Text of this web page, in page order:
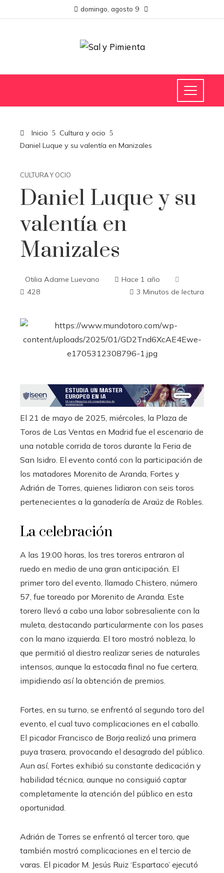
domingo, agosto 9
Inicio
Cultura y ocio
Daniel Luque y su valentía en Manizales
CULTURA Y OCIO
Daniel Luque y su
valentía en
Manizales
Otilia Adame Luevano
Hace 1 año
428
3 Minutos de lectura
El 21 de mayo de 2025, miércoles, la Plaza de
Toros de Las Ventas en Madrid fue el escenario de
una notable corrida de toros durante la Feria de
San Isidro. El evento contó con la participación de
los matadores Morenito de Aranda, Fortes y
Adrián de Torres, quienes lidiaron con seis toros
pertenecientes a la ganadería de Araúz de Robles.
La celebración
A las 19:00 horas, los tres toreros entraron al
ruedo en medio de una gran anticipación. El
primer toro del evento, llamado Chistero, número
57, fue toreado por Morenito de Aranda. Este
torero llevó a cabo una labor sobresaliente con la
muleta, destacando particularmente con los pases
con la mano izquierda. El toro mostró nobleza, lo
que permitió al diestro realizar series de naturales
intensos, aunque la estocada final no fue certera,
impidiendo así la obtención de premios.
Fortes, en su turno, se enfrentó al segundo toro del
evento, el cual tuvo complicaciones en el caballo.
El picador Francisco de Borja realizó una primera
puya trasera, provocando el desagrado del público.
Aun así, Fortes exhibió su constante dedicación y
habilidad técnica, aunque no consiguió captar
completamente la atención del público en esta
oportunidad.
Adrián de Torres se enfrentó al tercer toro, que
también mostró complicaciones en el tercio de
varas. El picador M. Jesús Ruiz ‘Espartaco’ ejecutó